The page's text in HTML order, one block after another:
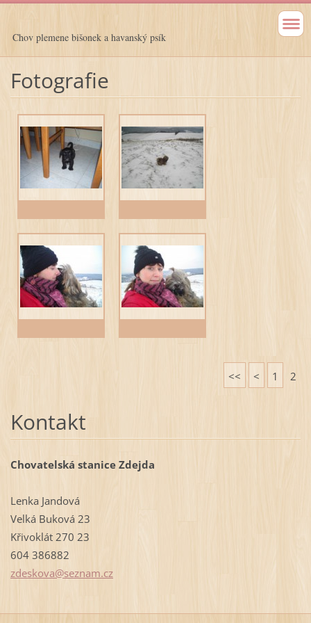
Chov plemene bišonek a havanský psík
Fotografie
<< < 1 2
Kontakt
Chovatelská stanice Zdejda
Lenka Jandová
Velká Buková 23
Křivoklát 270 23
604 386882
zdeskova@seznam.cz